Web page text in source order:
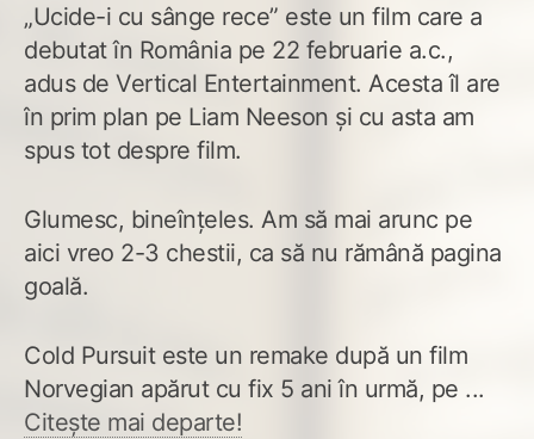
„Ucide-i cu sânge rece” este un film care a
debutat în România pe 22 februarie a.c.,
adus de Vertical Entertainment. Acesta îl are
în prim plan pe Liam Neeson și cu asta am
spus tot despre film.
Glumesc, bineînțeles. Am să mai arunc pe
aici vreo 2-3 chestii, ca să nu rămână pagina
goală.
Cold Pursuit este un remake după un film
Norvegian apărut cu fix 5 ani în urmă, pe ...
Citește mai departe!